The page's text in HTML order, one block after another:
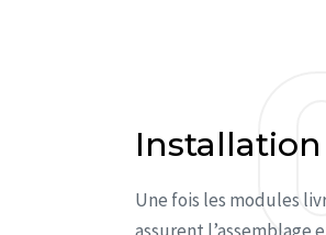
Installation
Une fois les modules
assurent l’assemblage